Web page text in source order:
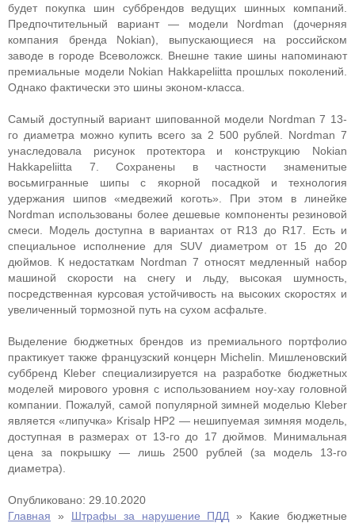
будет покупка шин суббрендов ведущих шинных компаний.
Предпочтительный вариант — модели Nordman (дочерняя
компания бренда Nokian), выпускающиеся на российском
заводе в городе Всеволожск. Внешне такие шины напоминают
премиальные модели Nokian Hakkapeliitta прошлых поколений.
Однако фактически это шины эконом-класса.
Самый доступный вариант шипованной модели Nordman 7 13-
го диаметра можно купить всего за 2 500 рублей. Nordman 7
унаследовала рисунок протектора и конструкцию Nokian
Hakkapeliitta 7. Сохранены в частности знаменитые
восьмигранные шипы с якорной посадкой и технология
удержания шипов «медвежий коготь». При этом в линейке
Nordman использованы более дешевые компоненты резиновой
смеси. Модель доступна в вариантах от R13 до R17. Есть и
специальное исполнение для SUV диаметром от 15 до 20
дюймов. К недостаткам Nordman 7 относят медленный набор
машиной скорости на снегу и льду, высокая шумность,
посредственная курсовая устойчивость на высоких скоростях и
увеличенный тормозной путь на сухом асфальте.
Выделение бюджетных брендов из премиального портфолио
практикует также французский концерн Michelin. Мишленовский
суббренд Kleber специализируется на разработке бюджетных
моделей мирового уровня с использованием ноу-хау головной
компании. Пожалуй, самой популярной зимней моделью Kleber
является «липучка» Krisalp HP2 — нешипуемая зимняя модель,
доступная в размерах от 13-го до 17 дюймов. Минимальная
цена за покрышку — лишь 2500 рублей (за модель 13-го
диаметра).
Опубликовано: 29.10.2020
Главная » Штрафы за нарушение ПДД » Какие бюджетные